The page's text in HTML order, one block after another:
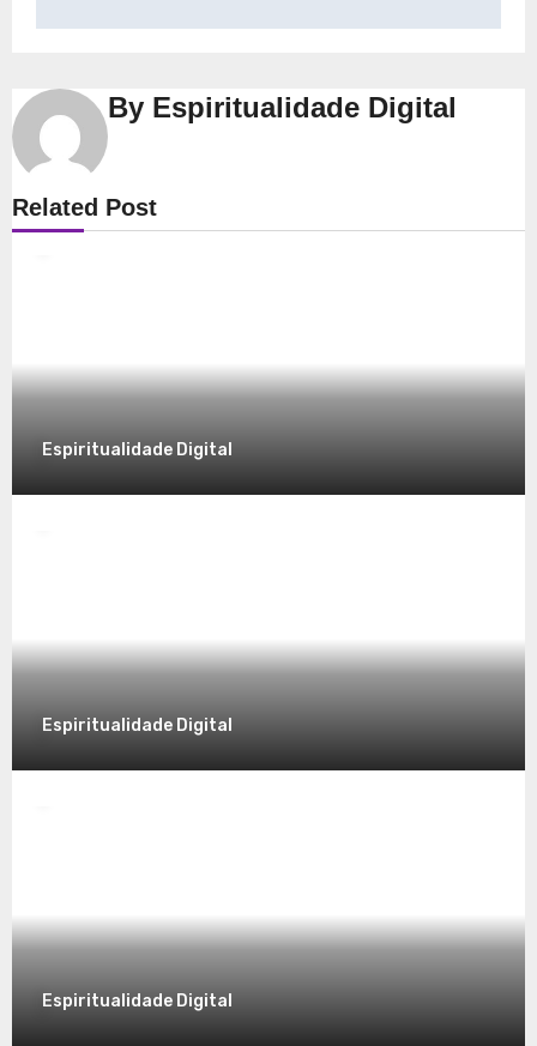
By Espiritualidade Digital
Related Post
Espiritualidade
Explorando a Espiritualidade: Conexão e
Espiritualidade Digital
Espiritualidade Digital
Espiritualidade Digital